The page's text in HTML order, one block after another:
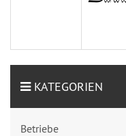
KATEGORIEN
Betriebe